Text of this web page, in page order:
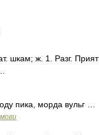
шкам; ж. 1. Разг.
пика, морда вульг …